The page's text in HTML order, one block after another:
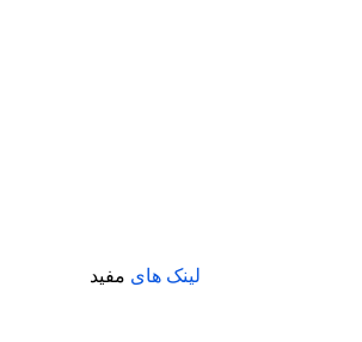
لینک های مفید